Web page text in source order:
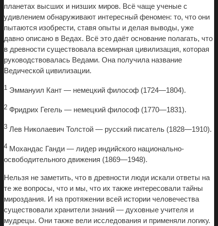
планетах высших и низших миров. Всё чаще ученые с
удивлением обнаруживают интересный феномен: то, что они
пытаются изобрести, ставя опыты и делая выводы, уже
давно описано в Ведах. Всё это даёт основание полагать, что
в древности существовала всемирная цивилизация, которая
руководствовалась Ведами. Она получила название
Ведической цивилизации.
1 Эммануил Кант — немецкий философ (1724—1804).
2 Фридрих Гегель — немецкий философ (1770—1831).
3 Лев Николаевич Толстой — русский писатель (1828—1910).
4 Мохандас Ганди — лидер индийского национально-
освободительного движения (1869—1948).
Нельзя не заметить, что в древности люди искали ответы на
те же вопросы, что и мы, что их также интересовали тайны
мироздания. И на протяжении всей истории человечества
существовали хранители знаний — духовные учителя и
мудрецы. Они также вели исследования и применяли логику.